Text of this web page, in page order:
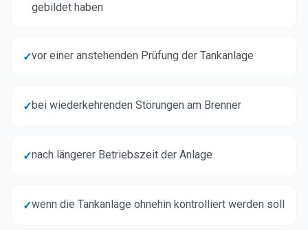
gebildet haben
✓vor einer anstehenden Prüfung der Tankanlage
✓bei wiederkehrenden Störungen am Brenner
✓nach längerer Betriebszeit der Anlage
✓wenn die Tankanlage ohnehin kontrolliert werden soll